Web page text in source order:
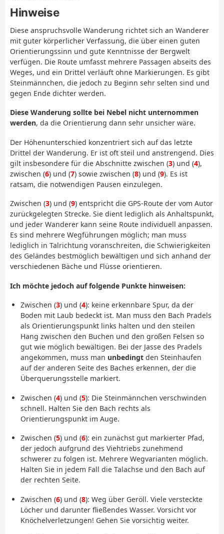
Hinweise
Diese anspruchsvolle Wanderung richtet sich an Wanderer
mit guter körperlicher Verfassung, die über einen guten
Orientierungssinn und gute Kenntnisse der Bergwelt
verfügen. Die Route umfasst mehrere Passagen abseits des
Weges, und ein Drittel verläuft ohne Markierungen. Es gibt
Steinmännchen, die jedoch zu Beginn sehr selten sind und
gegen Ende dichter werden.
Diese Wanderung sollte bei Nebel nicht unternommen
werden, da die Orientierung dann sehr unsicher wäre.
Der Höhenunterschied konzentriert sich auf das letzte
Drittel der Wanderung. Er ist oft steil und anstrengend. Dies
gilt insbesondere für die Abschnitte zwischen (3) und (4),
zwischen (6) und (7) sowie zwischen (8) und (9). Es ist
ratsam, die notwendigen Pausen einzulegen.
Zwischen (3) und (9) entspricht die GPS-Route der vom Autor
zurückgelegten Strecke. Sie dient lediglich als Anhaltspunkt,
und jeder Wanderer kann seine Route individuell anpassen.
Es sind mehrere Wegführungen möglich; man muss
lediglich in Talrichtung voranschreiten, die Schwierigkeiten
des Geländes bestmöglich bewältigen und sich anhand der
verschiedenen Bäche und Flüsse orientieren.
Ich möchte jedoch auf folgende Punkte hinweisen:
Zwischen (3) und (4): keine erkennbare Spur, da der
Boden mit Laub bedeckt ist. Man muss den Bach Pradels
als Orientierungspunkt links halten und den steilen
Hang zwischen den Buchen und den großen Felsen so
gut wie möglich bewältigen. Bei der Jasse des Pradels
angekommen, muss man unbedingt den Steinhaufen
auf der anderen Seite des Baches erkennen, der die
Überquerungsstelle markiert.
Zwischen (4) und (5): Die Steinmännchen verschwinden
schnell. Halten Sie den Bach rechts als
Orientierungspunkt im Auge.
Zwischen (5) und (6): ein zunächst gut markierter Pfad,
der jedoch aufgrund des Viehtriebs zunehmend
schwerer zu folgen ist. Mehrere Wegvarianten möglich.
Halten Sie in jedem Fall die Talachse und den Bach auf
der rechten Seite.
Zwischen (6) und (8): Weg über Geröll. Viele versteckte
Löcher und darunter fließendes Wasser. Vorsicht vor
Knöchelverletzungen! Gehen Sie vorsichtig weiter.